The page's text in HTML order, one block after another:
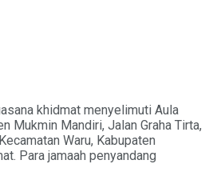
khidmat menyelimuti Aula
Mukmin Mandiri, Jalan Graha Tirta,
Waru, Kabupaten
Para jamaah penyandang